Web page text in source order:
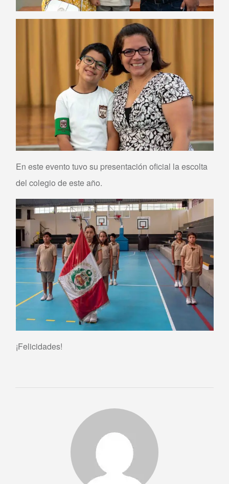
En este evento tuvo su presentación oficial la escolta
del colegio de este año.
¡Felicidades!